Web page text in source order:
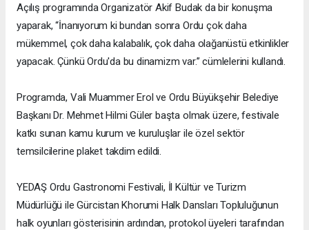
Açılış programında Organizatör Akif Budak da bir konuşma
yaparak, “İnanıyorum ki bundan sonra Ordu çok daha
mükemmel, çok daha kalabalık, çok daha olağanüstü etkinlikler
yapacak. Çünkü Ordu'da bu dinamizm var.” cümlelerini kullandı.
Programda, Vali Muammer Erol ve Ordu Büyükşehir Belediye
Başkanı Dr. Mehmet Hilmi Güler başta olmak üzere, festivale
katkı sunan kamu kurum ve kuruluşlar ile özel sektör
temsilcilerine plaket takdim edildi.
YEDAŞ Ordu Gastronomi Festivali, İl Kültür ve Turizm
Müdürlüğü ile Gürcistan Khorumi Halk Dansları Topluluğunun
halk oyunları gösterisinin ardından, protokol üyeleri tarafından